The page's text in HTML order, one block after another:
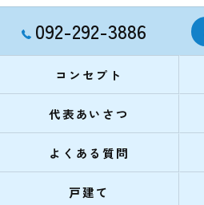
092-292-3886
コンセプト
代表あいさつ
よくある質問
戸建て